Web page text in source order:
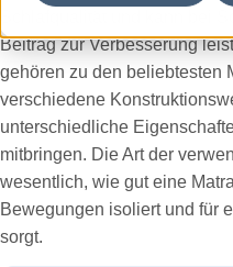
Schlafqualität und kann bei
Beitrag zur Verbesserung
gehören zu den beliebtesten
verschiedene
unterschiedliche
mitbringen. Die Art der
wesentlich, wie gut eine
Bewegungen isoliert und für
sorgt.